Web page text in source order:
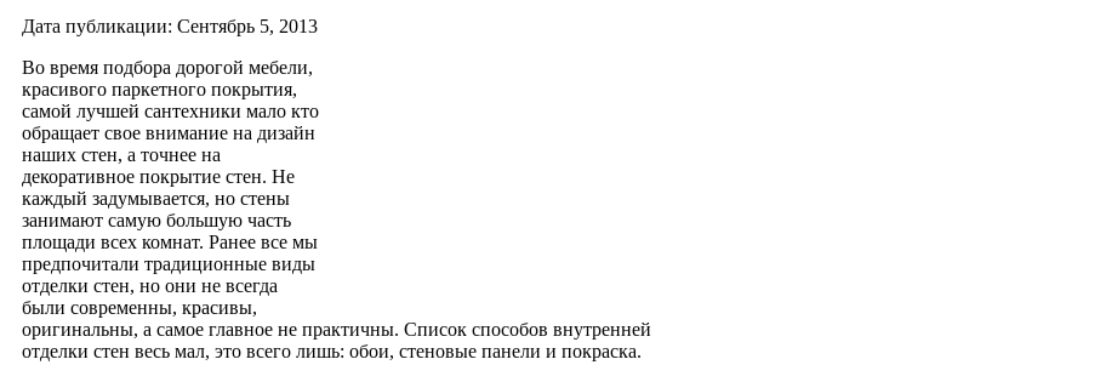
Дата публикации: Сентябрь 5, 2013
Во время подбора дорогой мебели,
красивого паркетного покрытия,
самой лучшей сантехники мало кто
обращает свое внимание на дизайн
наших стен, а точнее на
декоративное покрытие стен. Не
каждый задумывается, но стены
занимают самую большую часть
площади всех комнат. Ранее все мы
предпочитали традиционные виды
отделки стен, но они не всегда
были современны, красивы,
оригинальны, а самое главное не практичны. Список способов внутренней
отделки стен весь мал, это всего лишь: обои, стеновые панели и покраска.